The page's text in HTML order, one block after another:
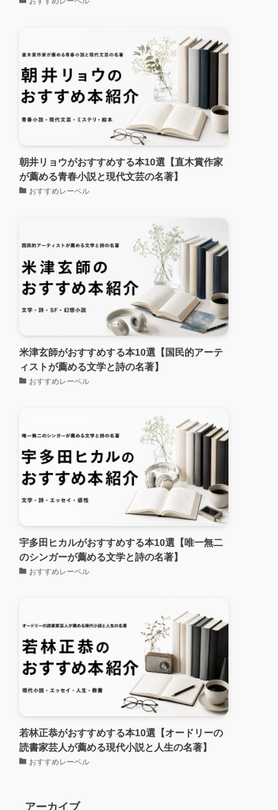
朝井リョウがおすすめする本10選【直木賞作家
が薦める青春小説と現代文芸の名著】
おすすめレーベル
米津玄師がおすすめする本10選【国民的アーテ
ィストが薦める文学と詩の名著】
おすすめレーベル
宇多田ヒカルがおすすめする本10選【唯一無二
のシンガーが薦める文学と詩の名著】
おすすめレーベル
若林正恭がおすすめする本10選【オードリーの
読書家芸人が薦める現代小説と人生の名著】
おすすめレーベル
アーカイブ